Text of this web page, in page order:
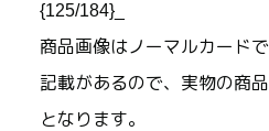
{125/184}_
商品画像はノーマルカード
記載があるので、実物の商
となります。